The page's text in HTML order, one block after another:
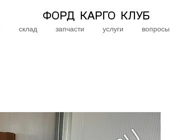
ФОРД КАРГО КЛУБ
склад запчасти услуги вопросы